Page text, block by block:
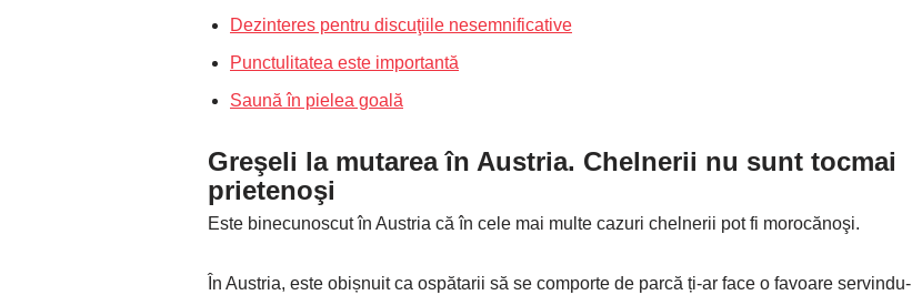
Dezinteres pentru discuţiile nesemnificative
Punctulitatea este importantă
Saună în pielea goală
Greşeli la mutarea în Austria. Chelnerii nu sunt tocmai
prietenoşi
Este binecunoscut în Austria că în cele mai multe cazuri chelnerii pot fi morocănoşi.
În Austria, este obișnuit ca ospătarii să se comporte de parcă ți-ar face o favoare servindu-